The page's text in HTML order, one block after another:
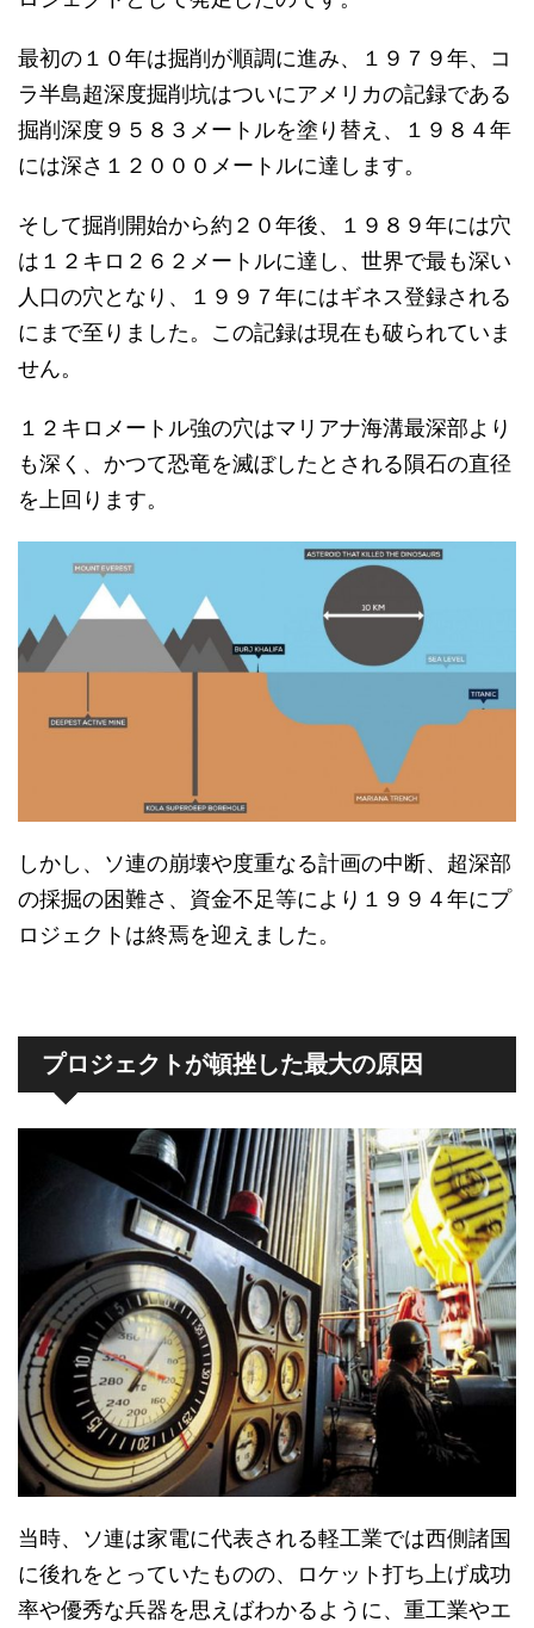
最初の１０年は掘削が順調に進み、１９７９年、コ
ラ半島超深度掘削坑はついにアメリカの記録である
掘削深度９５８３メートルを塗り替え、１９８４年
には深さ１２０００メートルに達します。
そして掘削開始から約２０年後、１９８９年には穴
は１２キロ２６２メートルに達し、世界で最も深い
人口の穴となり、１９９７年にはギネス登録される
にまで至りました。この記録は現在も破られていま
せん。
１２キロメートル強の穴はマリアナ海溝最深部より
も深く、かつて恐竜を滅ぼしたとされる隕石の直径
を上回ります。
しかし、ソ連の崩壊や度重なる計画の中断、超深部
の採掘の困難さ、資金不足等により１９９４年にプ
ロジェクトは終焉を迎えました。
プロジェクトが頓挫した最大の原因
当時、ソ連は家電に代表される軽工業では西側諸国
に後れをとっていたものの、ロケット打ち上げ成功
率や優秀な兵器を思えばわかるように、重工業やエ